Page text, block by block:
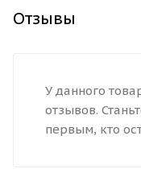
Отзывы
У данного
отзывов.
первым, кто